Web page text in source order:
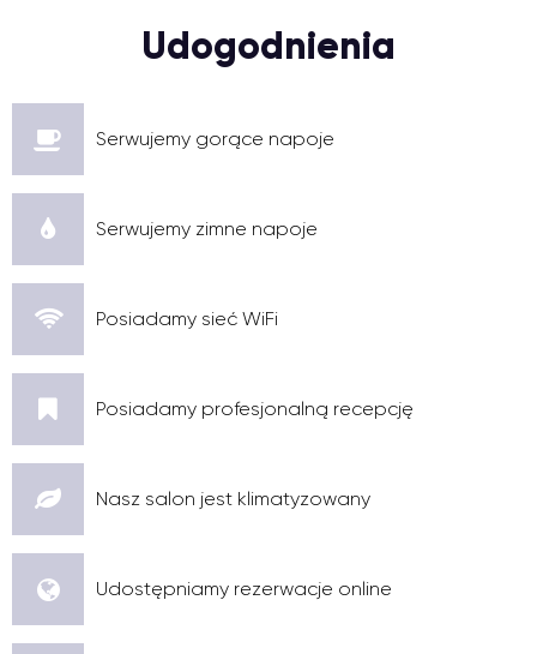
Udogodnienia
Serwujemy gorące napoje
Serwujemy zimne napoje
Posiadamy sieć WiFi
Posiadamy profesjonalną recepcję
Nasz salon jest klimatyzowany
Udostępniamy rezerwacje online